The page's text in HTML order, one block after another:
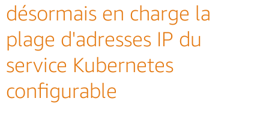
désormais en charge la
plage d'adresses IP du
service Kubernetes
configurable